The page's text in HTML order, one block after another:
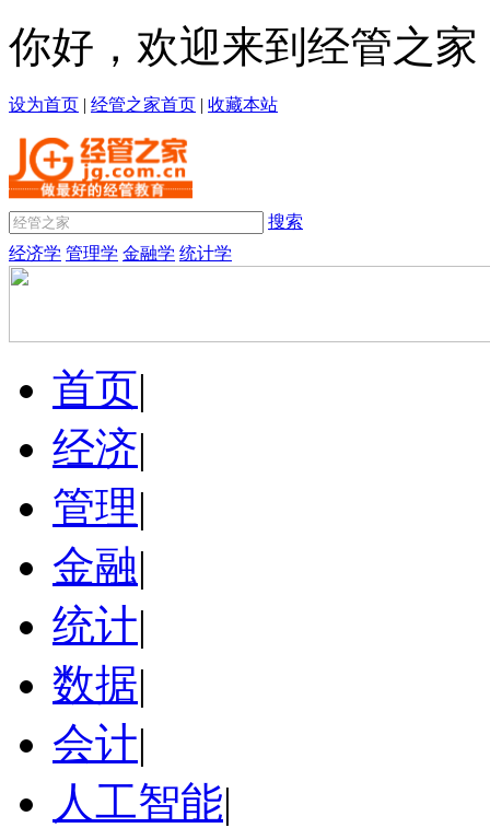
你好，欢迎来到经管之家
设为首页 | 经管之家首页 | 收藏本站
搜索
经济学 管理学 金融学 统计学
首页|
经济|
管理|
金融|
统计|
数据|
会计|
人工智能|